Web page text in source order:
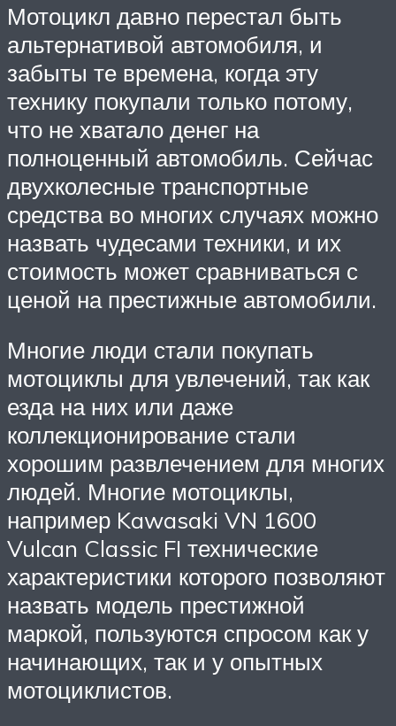
Мотоцикл давно перестал быть
альтернативой автомобиля, и
забыты те времена, когда эту
технику покупали только потому,
что не хватало денег на
полноценный автомобиль. Сейчас
двухколесные транспортные
средства во многих случаях можно
назвать чудесами техники, и их
стоимость может сравниваться с
ценой на престижные автомобили.
Многие люди стали покупать
мотоциклы для увлечений, так как
езда на них или даже
коллекционирование стали
хорошим развлечением для многих
людей. Многие мотоциклы,
например Kawasaki VN 1600
Vulcan Classic FI технические
характеристики которого позволяют
назвать модель престижной
маркой, пользуются спросом как у
начинающих, так и у опытных
мотоциклистов.